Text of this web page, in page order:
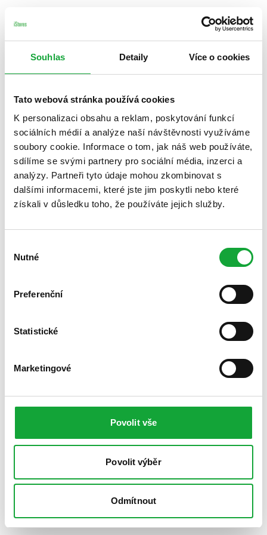
Souhlas Detaily Více o cookies
Tato webová stránka používá cookies
K personalizaci obsahu a reklam, poskytování funkcí
sociálních médií a analýze naší návštěvnosti využíváme
soubory cookie. Informace o tom, jak náš web používáte,
sdílíme se svými partnery pro sociální média, inzerci a
analýzy. Partneři tyto údaje mohou zkombinovat s
dalšími informacemi, které jste jim poskytli nebo které
získali v důsledku toho, že používáte jejich služby.
souhlasu
Nutné
Preferenční
Statistické
Marketingové
Povolit vše
Povolit výběr
Odmítnout